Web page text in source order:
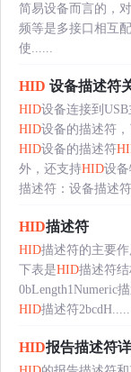
简易设备而言的，
频等是多接口相互
使......
HID 设备描述符
HID设备连接到
HID设备的描述符，
HID设备的描述符
外，还支持HID设
描述符：设备描述
HID描述符
HID描述符的主要
下表是HID描述符
0bLength1Numeric
HID描述符2bcdH......
HID报告描述符